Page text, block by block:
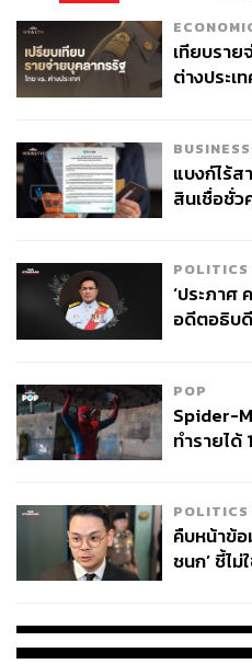
เทียบราย
ต่างประเ
BUSINESS
แบงก์ไร้ส
สินเชื่อชั่
POLITICS
‘ประภาศ
อดีตอธิบ
POP
Spider-
ทำรายได้
POLITICS
คืบหน้าข้อ
ชนก’ ชี้ไ